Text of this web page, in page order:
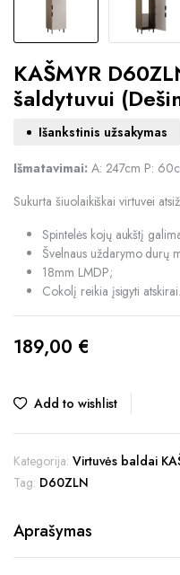
KAŠMYR
šaldytuvui
Išankstinis užsakymas
Išmatavimai: A: 247cm P:
Sukurta šiuolaikiškai virtuvei
Spintelės kojų aukštį
Švelnaus uždarymo durų
18mm LMDP;
Cokolį reikia įsigyti atskirai.
189,00 €
Add to wishlist
Kategorija: Virtuvės baldai
Tag: D60ZLN
Aprašymas